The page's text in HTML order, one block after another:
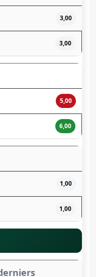
3,00
3,00
5,00
6,00
1,00
1,00